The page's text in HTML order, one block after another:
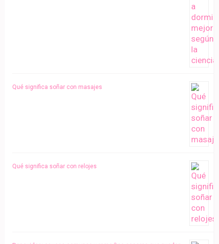
Qué significa soñar con masajes
Qué significa soñar con relojes